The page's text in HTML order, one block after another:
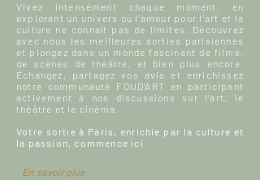
Vivez intensément chaque moment, en
explorant un univers où l'amour pour l'art et la
culture ne connaît pas de limites. Découvrez
avec nous les meilleures sorties parisiennes
et plongez dans un monde fascinant de films,
de scènes de théâtre, et bien plus encore.
Échangez, partagez vos avis et enrichissez
notre communauté FOUD'ART en participant
activement à nos discussions sur l’art, le
théâtre et le cinéma.
Votre sortie à Paris, enrichie par la culture et
la passion, commence ici.
En savoir plus